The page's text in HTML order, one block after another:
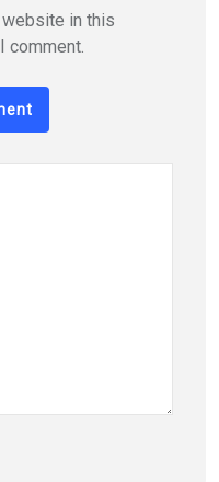
website in this
comment.